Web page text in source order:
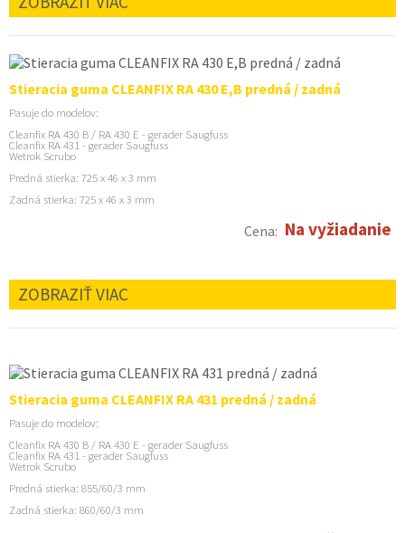
Stieracia guma CLEANFIX RA 430 E,B predná / zadná
Pasuje do modelov:
Cleanfix RA 430 B / RA 430 E - gerader Saugfuss
Cleanfix RA 431 - gerader Saugfuss
Wetrok Scrubo
Predná stierka: 725 x 46 x 3 mm
Zadná stierka: 725 x 46 x 3 mm
Cena: Na vyžiadanie
ZOBRAZIŤ VIAC
Stieracia guma CLEANFIX RA 431 predná / zadná
Pasuje do modelov:
Cleanfix RA 430 B / RA 430 E - gerader Saugfuss
Cleanfix RA 431 - gerader Saugfuss
Wetrok Scrubo
Predná stierka: 855/60/3 mm
Zadná stierka: 860/60/3 mm